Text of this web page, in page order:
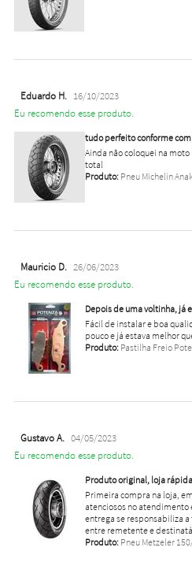
Eduardo H. 16/10/2023
Eu recomendo esse produto.
tudo perfeito conforme
Ainda não coloquei na
total
Produto:Pneu Michelin
Mauricio D. 26/06/2023
Eu recomendo esse produto.
Depois de uma voltinha, já
Fácil de instalar e boa
pouco e já estava melhor
Produto:Pastilha Freio
Gustavo A. 04/05/2023
Eu recomendo esse produto.
Produto original, loja
Primeira compra na loja,
atenciosos no
entrega se responsabiliza
entre remetente e
Produto:Pneu Metzeler